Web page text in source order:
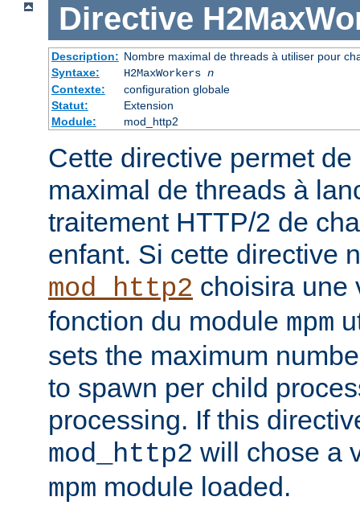
Directive
Description: Nombre maximal de threads à utiliser pour
Syntaxe:
H2MaxWorkers n
Contexte:
configuration globale
Statut:
Extension
Module:
mod_http2
Cette directive permet
maximal de threads à
traitement HTTP/2 de
enfant. Si cette directive
mod_http2 choisira une
fonction du module mpm
sets the maximum
to spawn per child
processing. If this
mod_http2 will chose a
mpm module loaded.